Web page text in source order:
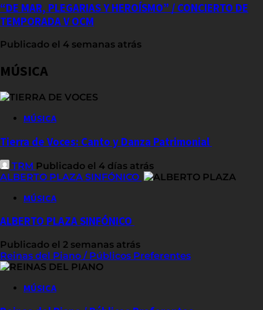
“DE MAR, PLEGARIAS Y HEROÍSMO” / CONCIERTO DE
TEMPORADA V OCM
Publicado el 4 semanas atrás
MÚSICA
MÚSICA
Tierra de Voces: Canto y Danza Patrimonial
TRM Publicado el 4 días atrás
ALBERTO PLAZA SINFÓNICO
MÚSICA
ALBERTO PLAZA SINFÓNICO
Publicado el 2 semanas atrás
Reinas del Piano / Públicos Preferentes
MÚSICA